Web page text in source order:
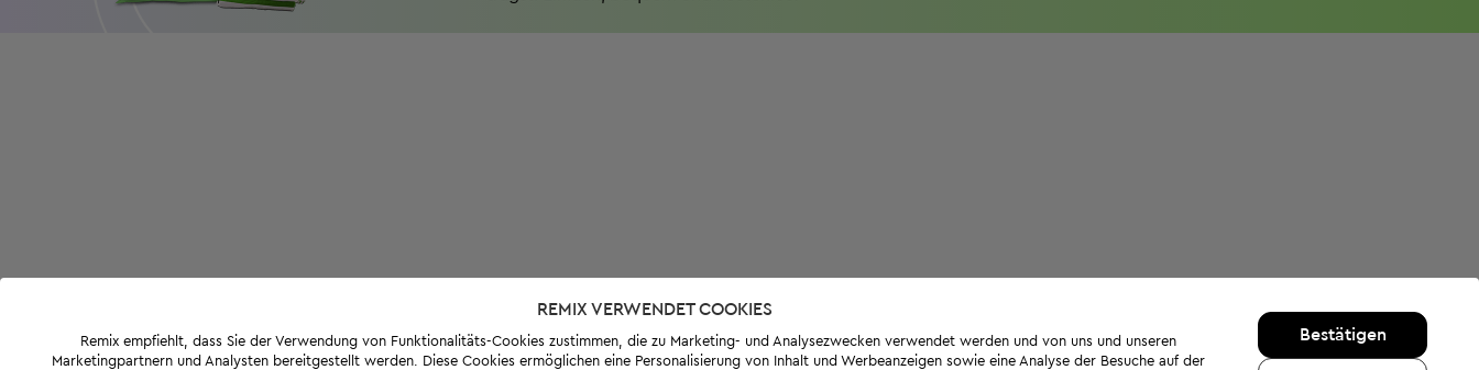
REMIX VERWENDET COOKIES
Remix empfiehlt, dass Sie der Verwendung von Funktionalitäts-Cookies zustimmen, die zu Marketing- und Analysezwecken verwendet werden und von uns und unseren
Marketingpartnern und Analysten bereitgestellt werden. Diese Cookies ermöglichen eine Personalisierung von Inhalt und Werbeanzeigen sowie eine Analyse der Besuche auf der
Bestätigen